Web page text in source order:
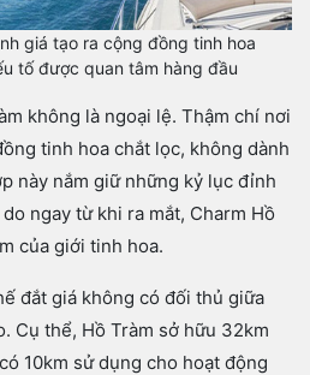
giá tạo ra cộng đồng tinh hoa
tố được quan tâm hàng đầu
không là ngoại lệ. Thậm chí nơi
tinh hoa chắt lọc, không dành
này nắm giữ những kỷ lục đỉnh
ngay từ khi ra mắt, Charm Hồ
của giới tinh hoa.
đắt giá không có đối thủ giữa
Cụ thể, Hồ Tràm sở hữu 32km
10km sử dụng cho hoạt động